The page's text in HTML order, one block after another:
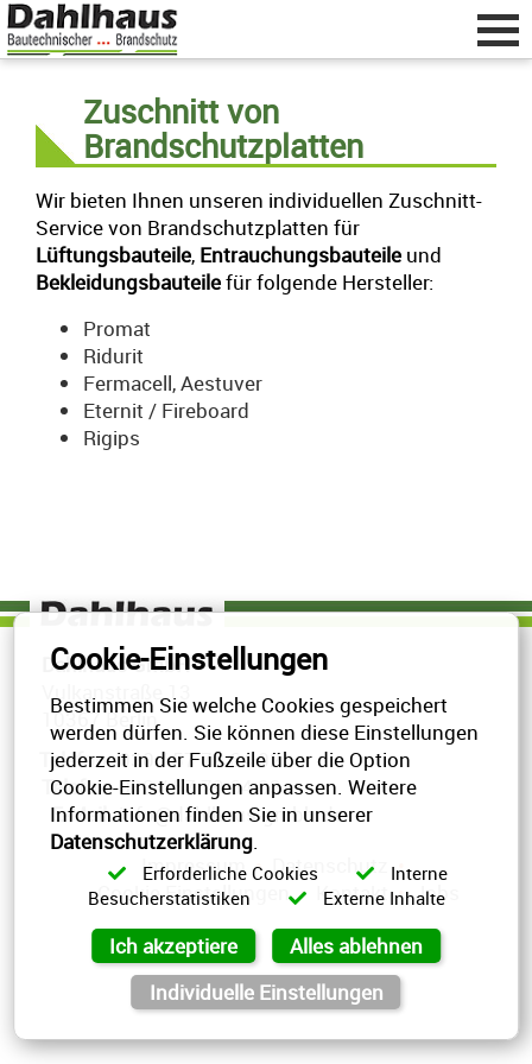
Home zurück
Beratung & Planung
Zuschnitt von Brandschutzplatten
Fertigung & Lagerung
Lieferung & Montage
info@dahlhaus-gmbh.de
030 / 57 79 64 02
030 / 57 79 64 03
E-Mail Anrufen
Anfahrt vCard QR-Code Bookmark
Datenschutz • Cookie Einstellungen
Verwaltet mit HomepageEasy
Zuschnitt von
Brandschutzplatten
Wir bieten Ihnen unseren individuellen Zuschnitt-
Service von Brandschutzplatten für
Lüftungsbauteile, Entrauchungsbauteile und
Bekleidungsbauteilefür folgende Hersteller:
Promat
Ridurit
Fermacell, Aestuver
Eternit / Fireboard
Rigips
Dahlhaus GmbH
Vulkanstraße 13
10367 Berlin
Telefon 030 / 57 79 64 02
Telefax 030 / 57 79 64 03
E-Mail info@dahlhaus-gmbh.de
Impressum • Datenschutz
•
Cookie Einstellungen • Kontakt • Jobs
Cookie-Einstellungen
Bestimmen Sie welche Cookies gespeichert
werden dürfen. Sie können diese Einstellungen
jederzeit in der Fußzeile über die Option
Cookie-Einstellungen anpassen. Weitere
Informationen finden Sie in unserer
Datenschutzerklärung.
Erforderliche Cookies
Interne
Besucherstatistiken
Externe Inhalte
Ich akzeptiere
Alles ablehnen
Individuelle Einstellungen